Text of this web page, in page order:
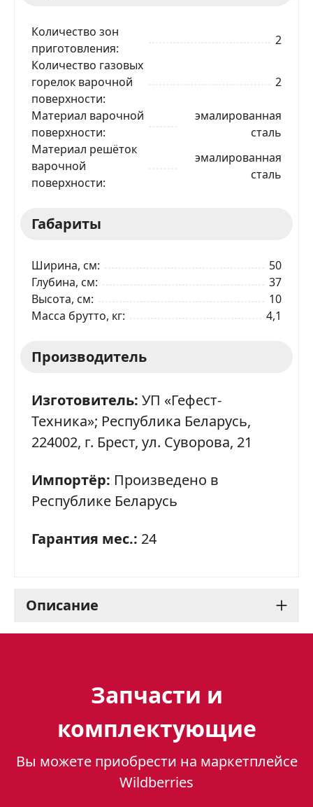
Количество зон
приготовления
2
Количество газовых
горелок варочной
поверхности
2
Материал варочной
поверхности
эмалированная
сталь
Материал решёток
варочной
поверхности
эмалированная
сталь
Габариты
Ширина, см
50
Глубина, см
37
Высота, см
10
Масса брутто, кг
4,1
Производитель
Изготовитель: УП «Гефест-
Техника»; Республика Беларусь,
224002, г. Брест, ул. Суворова, 21
Импортёр: Произведено в
Республике Беларусь
Гарантия мес.: 24
Описание
помощник для
маленькой кухни
Настольная плита Gefest ПГ 700-03 - это
Запчасти и
комплектующие
Вы можете приобрести на маркетплейсе
Wildberries
Ваше имя
Телефон*
данных в соответствии
площадки
ОТПРАВИТЬ ЗАЯВКУ